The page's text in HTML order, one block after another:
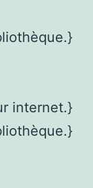
internet.}